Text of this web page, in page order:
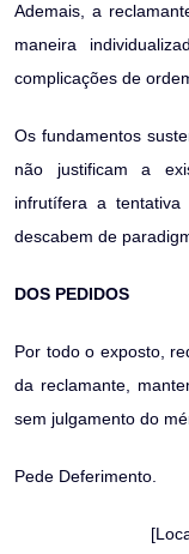
Ademais, a
maneira
complicações de
Os fundamentos
não justificam a
infrutífera a
descabem de
DOS PEDIDOS
Por todo o exposto,
da reclamante,
sem julgamento do
Pede Deferimento.